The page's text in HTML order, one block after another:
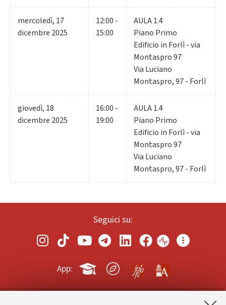
mercoledì, 17
dicembre 2025
12:00 -
15:00
AULA 1.4
Piano Primo
Edificio in Forlì - via
Montaspro 97
Via Luciano
Montaspro, 97 - Forlì
giovedì, 18
dicembre 2025
16:00 -
19:00
AULA 1.4
Piano Primo
Edificio in Forlì - via
Montaspro 97
Via Luciano
Montaspro, 97 - Forlì
Seguici su:
App: